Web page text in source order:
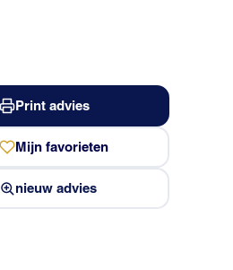
Print advies
Mijn favorieten
nieuw advies